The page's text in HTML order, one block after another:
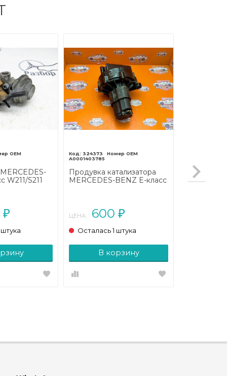
W211/S211
₽
324373
A0001403785
Продувка катализатора
MERCEDES-BENZ E-класс
ЦЕНА: 600 ₽
Осталась 1 штука
В корзину